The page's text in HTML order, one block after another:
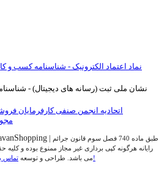
| طبق ماده 740 فصل سوم قانون جرائم
رایانه هرگونه کپی برداری غیر مجاز ممنوع بوده و
می باشد. طراحی و توسعهتماس بگیرید!